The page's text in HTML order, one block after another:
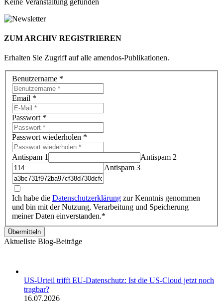
ZUM ARCHIV REGISTRIEREN
Erhalten Sie Zugriff auf alle amendos-Publikationen.
Benutzername *
Email *
Passwort *
Passwort wiederholen *
Antispam 1
Antispam 2
Antispam 3
Ich habe die Datenschutzerklärung zur Kenntnis genommen
und bin mit der Nutzung, Verarbeitung und Speicherung
meiner Daten einverstanden.*
Übermitteln
Aktuellste Blog-Beiträge
US-Urteil trifft EU-Datenschutz: Ist die US-Cloud jetzt noch
tragbar?
16.07.2026